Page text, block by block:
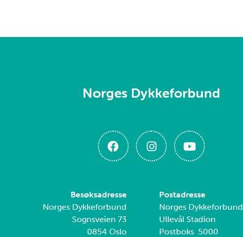
Norges Dykkeforbund
Besøksadresse
Norges Dykkeforbund
Sognsveien 73
0854 Oslo
Postadresse
Norges Dykkeforbund
Ullevål Stadion
Postboks 5000